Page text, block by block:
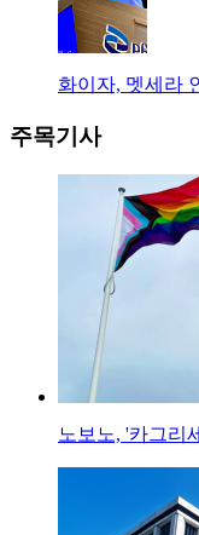
화이자, 멧세라
주목기사
노보노, '카그리